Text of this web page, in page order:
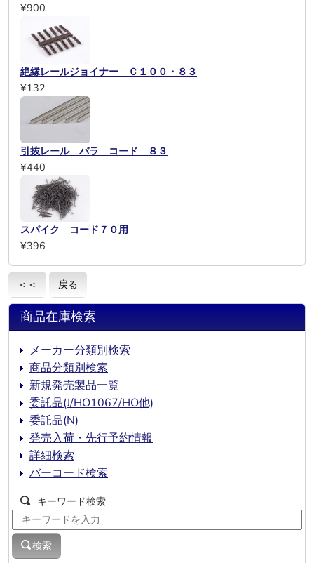
¥900
絶縁レールジョイナー Ｃ１００・８３
¥132
引抜レール バラ コード ８３
¥440
スパイク コード７０用
¥396
＜＜ 戻る
商品在庫検索
メーカー分類別検索
商品分類別検索
新規発売製品一覧
委託品(J/HO1067/HO他)
委託品(N)
発売入荷・先行予約情報
詳細検索
バーコード検索
キーワード検索
検索